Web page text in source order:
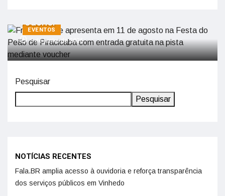
EVENTOS
voucher
3 de junho de 2026
Pesquisar
Pesquisar
NOTÍCIAS RECENTES
Fala.BR amplia acesso à ouvidoria e reforça transparência
dos serviços públicos em Vinhedo